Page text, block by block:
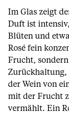
Im Glas zeigt
Duft ist
Blüten und
Rosé fein
Frucht,
Zurückhaltung,
der Wein von
mit der Frucht
vermählt. Ein